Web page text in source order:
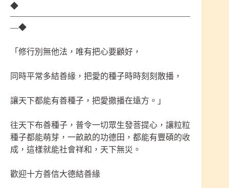
◆
——————————————————————
—◆
「修行別無他法，唯有把心要顧好，
同時平常多結善緣，把愛的種子時時刻刻散播，
讓天下都能有善種子，把愛撒播在遠方。」
往天下布善種子，普令一切眾生發菩提心，讓粒粒
種子都能萌芽，一畝畝的功德田，都能有豐碩的收
成，這樣就能社會祥和，天下無災。
歡迎十方善信大德結善緣